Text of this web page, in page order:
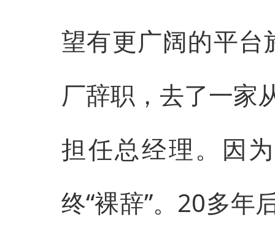
望有更广阔的平
厂辞职，去了一家
担任总经理。因
终“裸辞”。20多年